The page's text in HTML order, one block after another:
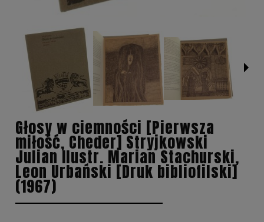
Głosy w ciemności [Pierwsza
miłość, Cheder] Stryjkowski
Julian Ilustr. Marian Stachurski,
Leon Urbański [Druk bibliofilski]
(1967)